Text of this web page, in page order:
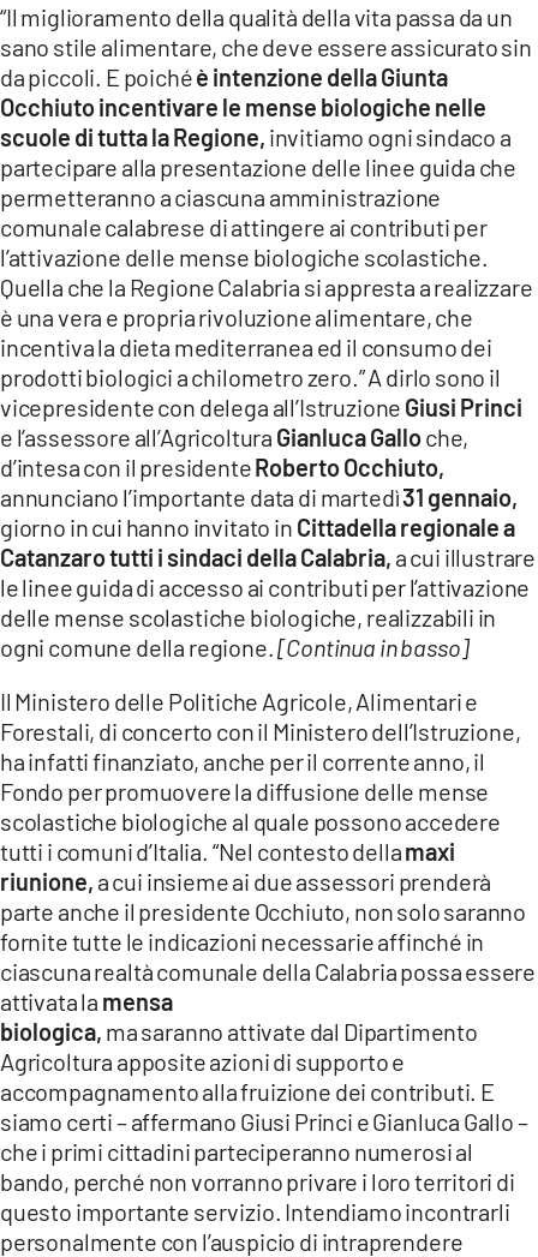
Network
LACPLAY.IT
LACTV.IT
LACONAIR.IT
LACITYMAG.IT
ILREGGINO.IT
COSENZACHANNEL.IT
ILVIBONESE.IT
CATANZAROCHANNEL.IT
LACAPITALENEWS.IT
App
ANDROID
APPLE
“Il miglioramento della qualità della vita passa da un
sano stile alimentare, che deve essere assicurato sin
da piccoli. E poichéè intenzione della Giunta
Occhiuto incentivare le mense biologiche nelle
scuole di tutta la Regione, invitiamo ogni sindaco a
partecipare alla presentazione delle linee guida che
permetteranno a ciascuna amministrazione
comunale calabrese di attingere ai contributi per
l’attivazione delle mense biologiche scolastiche.
Quella che la Regione Calabria si appresta a realizzare
è una vera e propria rivoluzione alimentare, che
incentiva la dieta mediterranea ed il consumo dei
prodotti biologici a chilometro zero.” A dirlo sono il
vicepresidente con delega all’Istruzione Giusi Princi
e l’assessore all’Agricoltura Gianluca Galloche,
d’intesa con il presidenteRoberto Occhiuto,
annunciano l’importante data di martedì31 gennaio,
giorno in cui hanno invitato in Cittadella regionale a
Catanzaro tutti i sindaci della Calabria, a cui illustrare
le linee guida di accesso ai contributi per l’attivazione
delle mense scolastiche biologiche, realizzabili in
ogni comune della regione.[Continua in basso]
Il Ministero delle Politiche Agricole, Alimentari e
Forestali, di concerto con il Ministero dell’Istruzione,
ha infatti finanziato, anche per il corrente anno, il
Fondo per promuovere la diffusione delle mense
scolastiche biologiche al quale possono accedere
tutti i comuni d’Italia. “Nel contesto dellamaxi
riunione, a cui insieme ai due assessori prenderà
parte anche il presidente Occhiuto, non solo saranno
fornite tutte le indicazioni necessarie affinché in
ciascuna realtà comunale della Calabria possa essere
attivata la mensa
biologica, ma saranno attivate dal Dipartimento
Agricoltura apposite azioni di supporto e
accompagnamento alla fruizione dei contributi. E
siamo certi – affermano Giusi Princi e Gianluca Gallo –
che i primi cittadini parteciperanno numerosi al
bando, perché non vorranno privare i loro territori di
questo importante servizio. Intendiamo incontrarli
personalmente con l’auspicio di intraprendere